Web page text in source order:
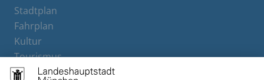
Stadtplan
Fahrplan
Kultur
Tourismus
M-Strom